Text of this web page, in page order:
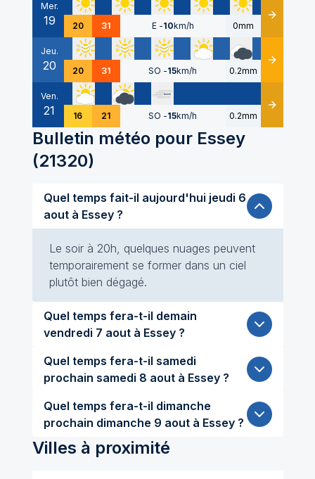
Mer.
19 20 31 E -10km/h 0mm Détails
Jeu.
20 20 31 SO -15km/h 0.2mm Détails
Ven.
21 16 21 SO -15km/h 0.2mm Détails
Bulletin météo pour Essey
(21320)
Quel temps fait-il aujourd'hui jeudi 6
aout à Essey ?
Le soir à 20h, quelques nuages peuvent
temporairement se former dans un ciel
plutôt bien dégagé.
Quel temps fera-t-il demain
vendredi 7 aout à Essey ?
Quel temps fera-t-il samedi
prochain samedi 8 aout à Essey ?
Quel temps fera-t-il dimanche
prochain dimanche 9 aout à Essey ?
Villes à proximité